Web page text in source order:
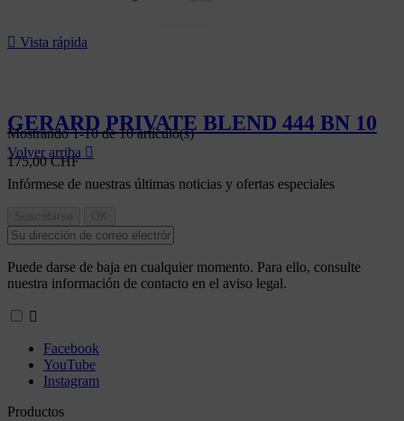
 Vista rápida
GERARD PRIVATE BLEND 444 BN 10
175,00 CHF
Mostrando 1-10 de 10 artículo(s)
Volver arriba 
Infórmese de nuestras últimas noticias y ofertas especiales
Puede darse de baja en cualquier momento. Para ello, consulte
nuestra información de contacto en el aviso legal.

Facebook
YouTube
Instagram
Productos